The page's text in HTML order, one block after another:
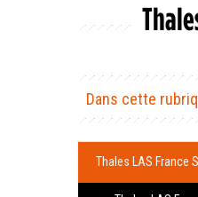
Dans cette
Thales LAS France